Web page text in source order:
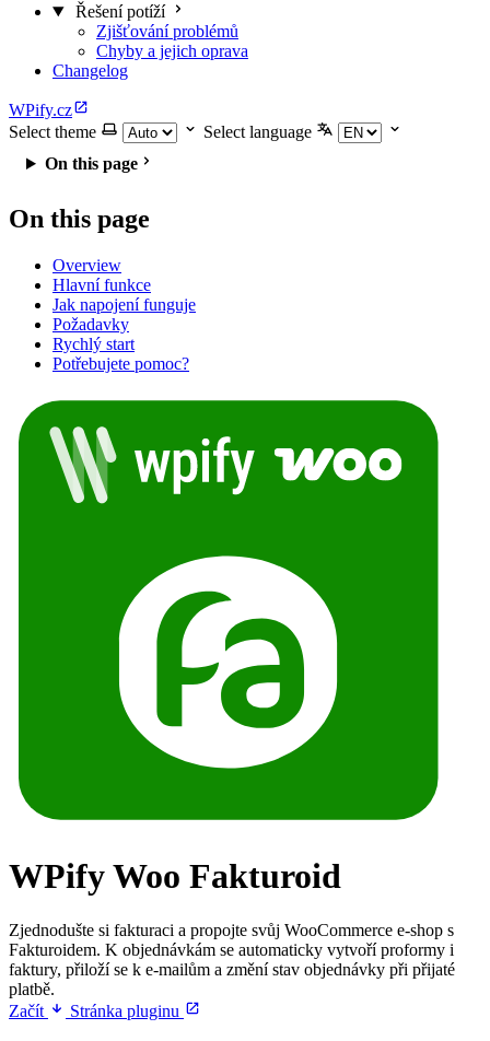
Řešení potíží
Zjišťování problémů
Chyby a jejich oprava
Changelog
WPify.cz
Select theme
Select language
On this page
On this page
Overview
Hlavní funkce
Jak napojení funguje
Požadavky
Rychlý start
Potřebujete pomoc?
WPify Woo Fakturoid
Zjednodušte si fakturaci a propojte svůj WooCommerce e-shop s
Fakturoidem. K objednávkám se automaticky vytvoří proformy i
faktury, přiloží se k e-mailům a změní stav objednávky při přijaté
platbě.
Začít
Stránka pluginu